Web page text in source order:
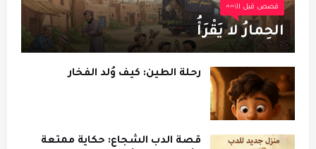
قصص قبل النوم
الحِمارُ لا يَقْرَأُ
رحلة الطين: كيف وُلد الفخار
قصة الدب الشجاع: حكاية ممتعة